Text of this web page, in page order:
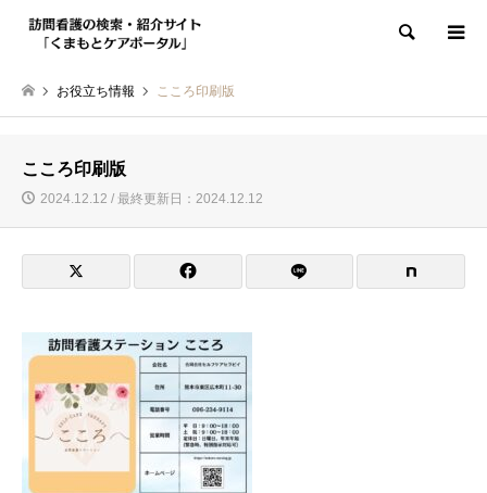
検索
お役立ち情報 こころ印刷版
こころ印刷版
2024.12.12 / 最終更新日：2024.12.12